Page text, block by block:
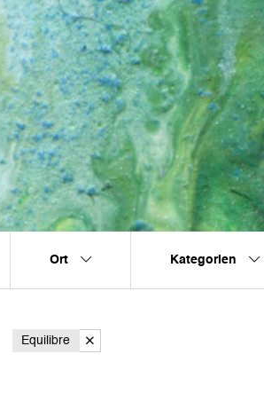
Ort Kategorien
Equilibre